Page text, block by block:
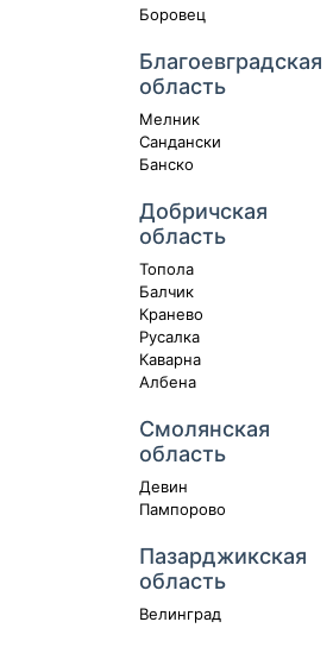
Боровец
Благоевградская
область
Мелник
Сандански
Банско
Добричская
область
Топола
Балчик
Кранево
Русалка
Каварна
Албена
Смолянская
область
Девин
Пампорово
Пазарджикская
область
Велинград